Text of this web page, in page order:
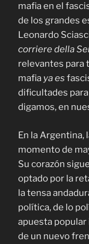
mafia en el
de los grandes
Leonardo
corriere della
relevantes para
mafia ya es
dificultades
digamos, en
En la Argentina,
momento de
Su corazón
optado por la
la tensa
política, de lo
apuesta
de un nuevo